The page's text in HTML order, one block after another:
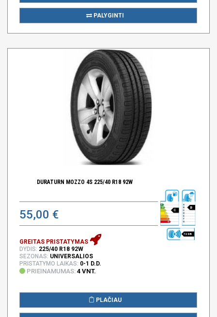
PALYGINTI
DURATURN MOZZO 4S 225/40 R18 92W
55,00 € C
B
72 DB
GREITAS PRISTATYMAS
DYDIS: 225/40 R18 92W
SEZONAS: UNIVERSALIOS
PRISTATYMO LAIKAS: 0-1 D.D.
PRIEINAMUMAS: 4 VNT.
PLAČIAU